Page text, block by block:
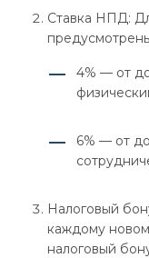
Ставка НПД:
4% — от
6% — от
Налоговый
каждому
налоговый